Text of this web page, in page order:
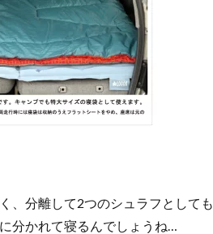
分離して2つのシュラフとしても
分かれて寝るんでしょうね…